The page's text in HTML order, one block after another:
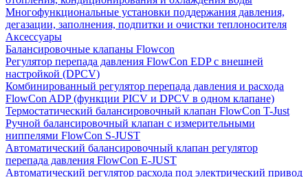
Многофункциональные установки поддержания давления,
дегазации, заполнения, подпитки и очистки теплоносителя
Аксессуары
Балансировочные клапаны Flowcon
Регулятор перепада давления FlowСon EDP с внешней
настройкой (DPCV)
Комбинированный регулятор перепада давления и расхода
FlowСon ADP (функции PICV и DPCV в одном клапане)
Термостатический балансировочный клапан FlowСon T-Just
Ручной балансировочный клапан с измерительными
ниппелями FlowСon S-JUST
Автоматический балансировочный клапан регулятор
перепада давления FlowСon E-JUST
Автоматический регулятор расхода под электрический привод